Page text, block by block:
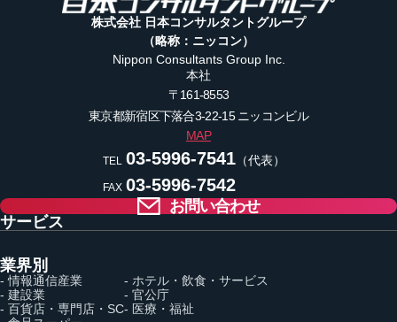
株式会社 日本コンサルタントグループ
（略称：ニッコン）
Nippon Consultants Group Inc.
本社
〒161-8553
東京都新宿区下落合3-22-15ニッコンビル
MAP
TEL 03-5996-7541（代表）
FAX 03-5996-7542
お問い合わせ
サービス
業界別
- 情報通信産業
- 建設業
- 百貨店・専門店・SC
- ホテル・飲食・サービス
- 官公庁
- 医療・福祉